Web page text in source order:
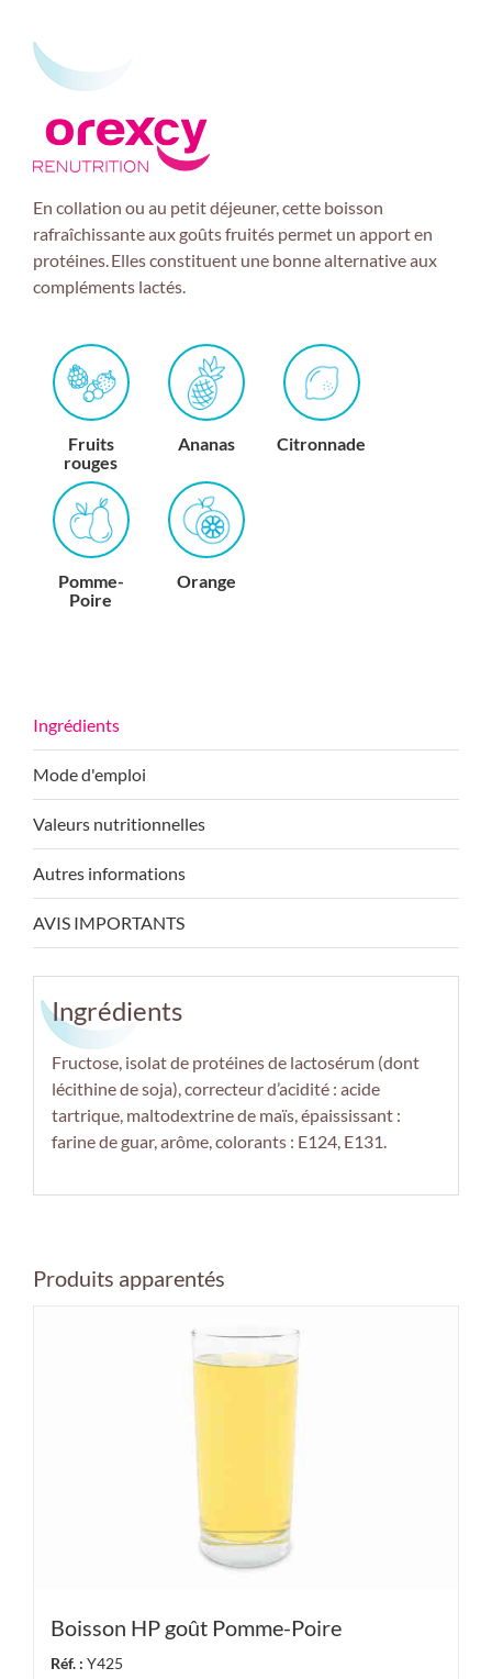
En collation ou au petit déjeuner, cette boisson
rafraîchissante aux goûts fruités permet un apport en
protéines. Elles constituent une bonne alternative aux
compléments lactés.
Fruits
rouges
Ananas Citronnade
Pomme-
Poire
Orange
Mode d'emploi
Valeurs nutritionnelles
Autres informations
AVIS IMPORTANTS
Ingrédients
Fructose, isolat de protéines de lactosérum (dont
lécithine desoja), correcteur d’acidité : acide
tartrique, maltodextrine de maïs, épaississant :
farine de guar, arôme, colorants : E124, E131.
Produits apparentés
Boisson HP goût Pomme-Poire
Réf. : Y425